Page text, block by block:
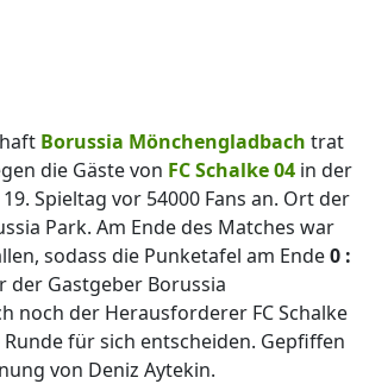
Borussia Mönchengladbach trat
die Gäste von FC Schalke 04 in der
Spieltag vor 54000 Fans an. Ort der
Park. Am Ende des Matches war
sodass die Punketafel am Ende0 :
der Gastgeber Borussia
noch der Herausforderer FC Schalke
für sich entscheiden. Gepfiffen
von Deniz Aytekin.